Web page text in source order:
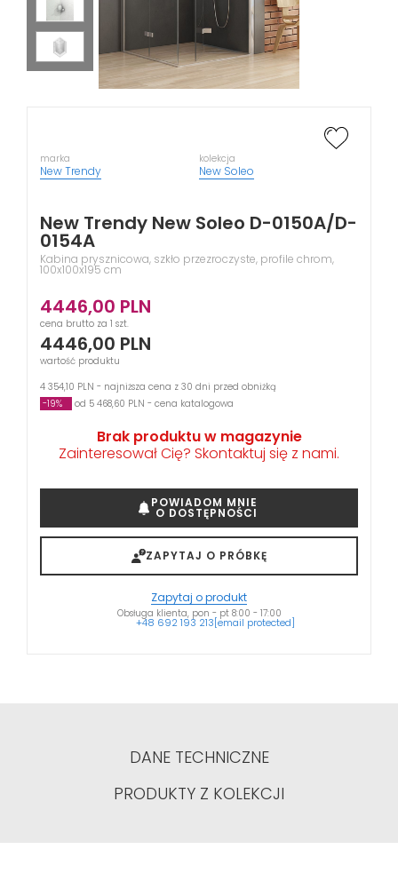
marka
New Trendy
kolekcja
New Soleo
New Trendy New Soleo D-0150A/D-
0154A
Kabina prysznicowa, szkło przezroczyste, profile chrom,
100x100x195 cm
4446,00 PLN
cena brutto za 1 szt.
4446,00 PLN
wartość produktu
4 354,10 PLN - najniższa cena z 30 dni przed obniżką
-19%
od 5 468,60 PLN - cena katalogowa
Brak produktu w magazynie
Zainteresował Cię? Skontaktuj się z nami.
POWIADOM MNIE
O DOSTĘPNOŚCI
ZAPYTAJ O PRÓBKĘ
Zapytaj o produkt
Obsługa klienta, pon - pt 8:00 - 17:00
+48 692 193 213[email protected]
DANE TECHNICZNE
PRODUKTY Z KOLEKCJI